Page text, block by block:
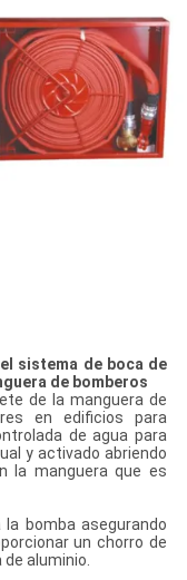
sistema de boca de
de bomberos
de la manguera de
en edificios para
de agua para
y activado abriendo
la manguera que es
bomba asegurando
un chorro de
de aluminio